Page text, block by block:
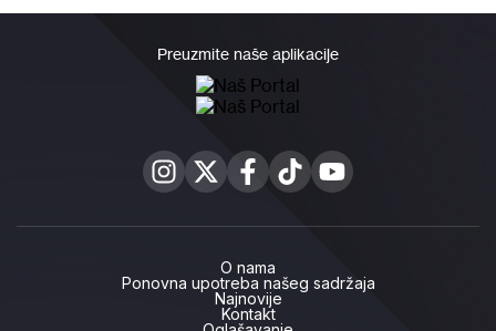
Preuzmite naše aplikacije
O nama
Ponovna upotreba našeg sadržaja
Najnovije
Kontakt